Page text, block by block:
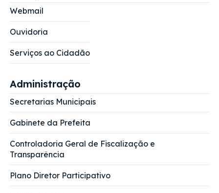
Webmail
Ouvidoria
Serviços ao Cidadão
Administração
Secretarias Municipais
Gabinete da Prefeita
Controladoria Geral de Fiscalização e
Transparência
Plano Diretor Participativo